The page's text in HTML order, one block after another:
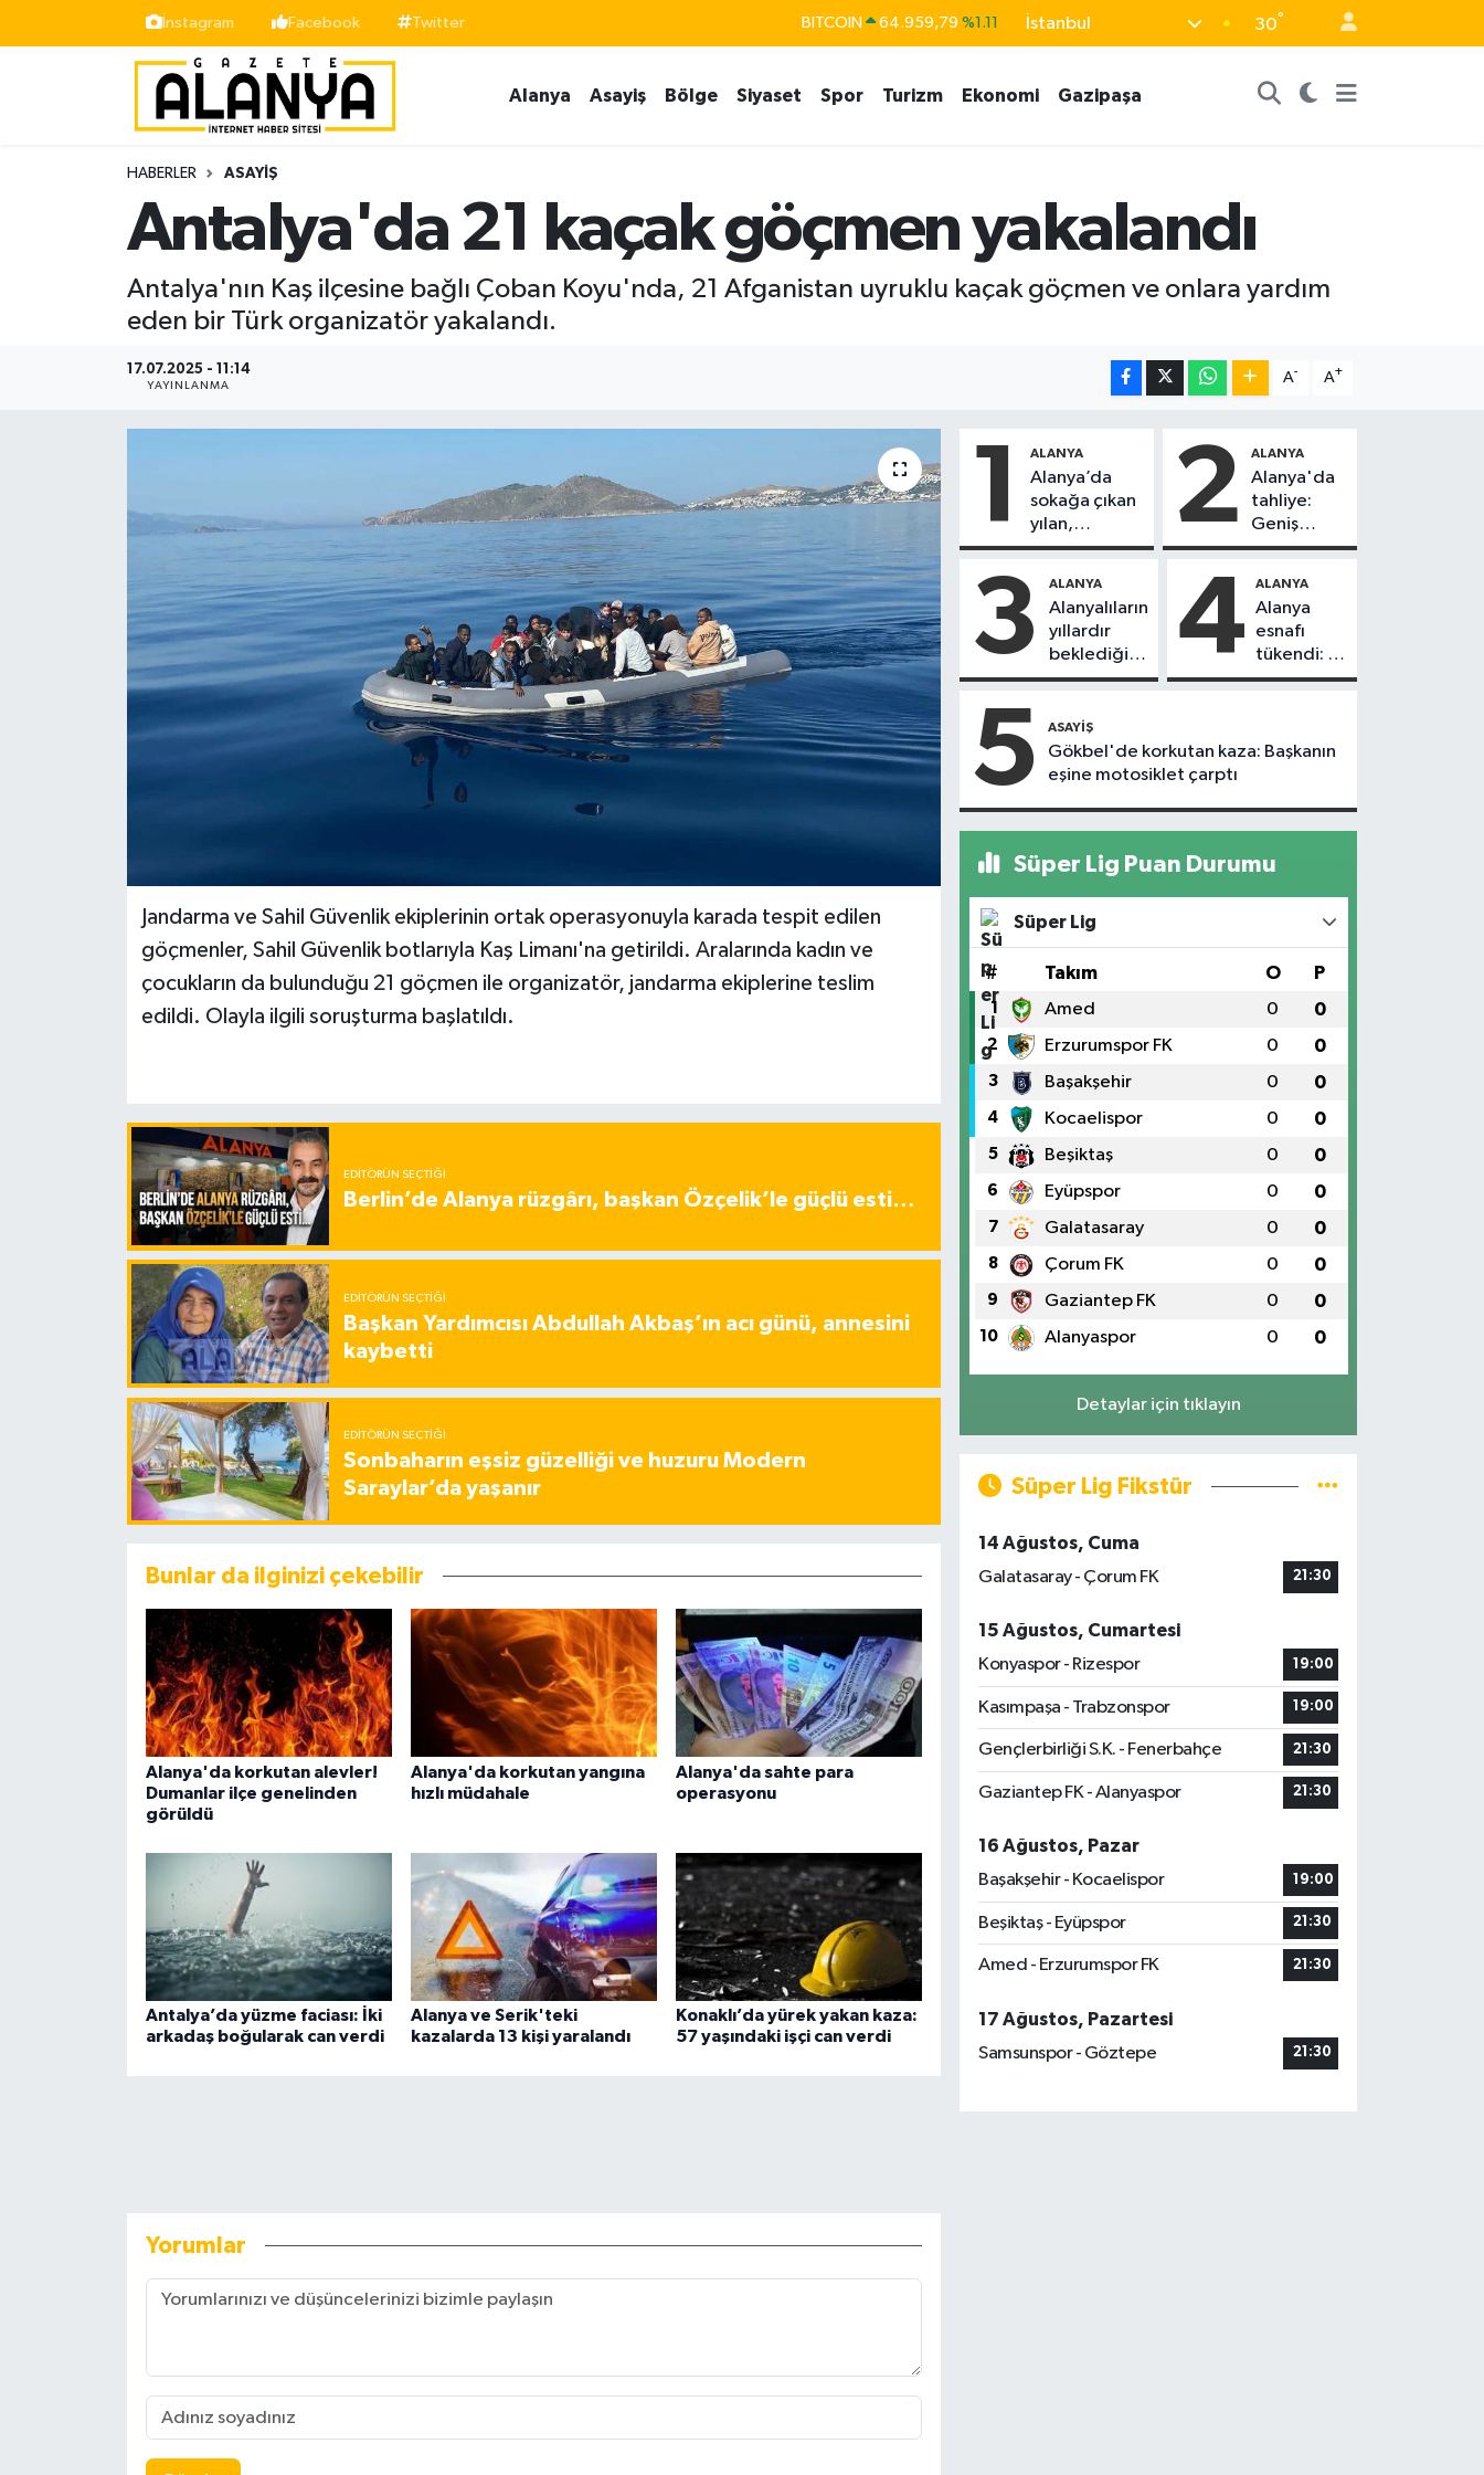
İnstagram Facebook Twitter BITCOIN 64.959,79 %1.11
EURO 55,2510 %0.32
BİST100 13.779 %-14
İstanbul 30°
Alanya Asayiş Bölge Siyaset Spor Turizm Ekonomi Gazipaşa
HABERLER ASAYIŞ
Antalya'da 21 kaçak göçmen yakalandı
Antalya'nın Kaş ilçesine bağlı Çoban Koyu'nda, 21 Afganistan uyruklu kaçak göçmen ve onlara yardım
eden bir Türk organizatör yakalandı.
17.07.2025 - 11:14
YAYINLANMA
A- A+
Jandarma ve Sahil Güvenlik ekiplerinin ortak operasyonuyla karada tespit edilen
göçmenler, Sahil Güvenlik botlarıyla Kaş Limanı'na getirildi. Aralarında kadın ve
çocukların da bulunduğu 21 göçmen ile organizatör, jandarma ekiplerine teslim
edildi. Olayla ilgili soruşturma başlatıldı.
EDITÖRÜN SEÇTIĞI
Berlin’de Alanya rüzgârı, başkan Özçelik’le güçlü esti…
EDITÖRÜN SEÇTIĞI
Başkan Yardımcısı Abdullah Akbaş’ın acı günü, annesini
kaybetti
EDITÖRÜN SEÇTIĞI
Sonbaharın eşsiz güzelliği ve huzuru Modern
Saraylar’da yaşanır
Bunlar da ilginizi çekebilir
Alanya'da korkutan alevler!
Dumanlar ilçe genelinden
görüldü
Alanya'da korkutan yangına
hızlı müdahale
Alanya'da sahte para
operasyonu
Antalya’da yüzme faciası: İki
arkadaş boğularak can verdi
Alanya ve Serik'teki
kazalarda 13 kişi yaralandı
Konaklı’da yürek yakan kaza:
57 yaşındaki işçi can verdi
Yorumlar
1 ALANYA
Alanya’da
sokağa çıkan
yılan,
vatandaşı
2 ALANYA
Alanya'da
tahliye:
Geniş
güvenlik
alındı
3 ALANYA
Alanyalıların
yıllardır
beklediği
yol askıdan
4 ALANYA
Alanya
esnafı
tükendi: 1
ayda 150
5 ASAYIŞ
Gökbel'de korkutan kaza: Başkanın
eşine motosiklet çarptı
Süper Lig Puan Durumu
Süper Lig
# Takım O P
1 Amed 0 0
2 Erzurumspor FK 0 0
3 Başakşehir 0 0
4 Kocaelispor 0 0
5 Beşiktaş 0 0
6 Eyüpspor 0 0
7 Galatasaray 0 0
8 Çorum FK 0 0
9 Gaziantep FK 0 0
10 Alanyaspor 0 0
Detaylar için tıklayın
Süper Lig Fikstür
14 Ağustos, Cuma
Galatasaray - Çorum FK
21:30
15 Ağustos, Cumartesi
Konyaspor - Rizespor
19:00
Kasımpaşa - Trabzonspor 19:00
Gençlerbirliği S.K. - Fenerbahçe 21:30
Gaziantep FK - Alanyaspor 21:30
16 Ağustos, Pazar
Başakşehir - Kocaelispor
19:00
Beşiktaş - Eyüpspor 21:30
Amed - Erzurumspor FK 21:30
17 Ağustos, Pazartesi
Samsunspor - Göztepe
21:30
Siyaset
İstanbul Nöbetçi Eczaneler
İstanbul Hava Durumu
Süper Lig Puan Durumu ve Fikstür
Tüm Manşetler
Son Dakika Haberleri